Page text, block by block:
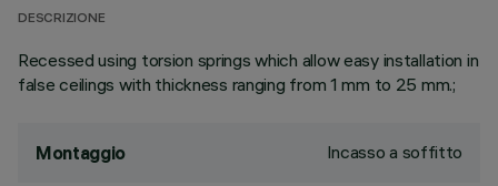
DESCRIZIONE
Recessed using torsion springs which allow easy installation in
false ceilings with thickness ranging from 1 mm to 25 mm.;
Montaggio Incasso a soffitto